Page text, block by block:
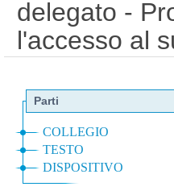
delegato -
l'accesso al
termini